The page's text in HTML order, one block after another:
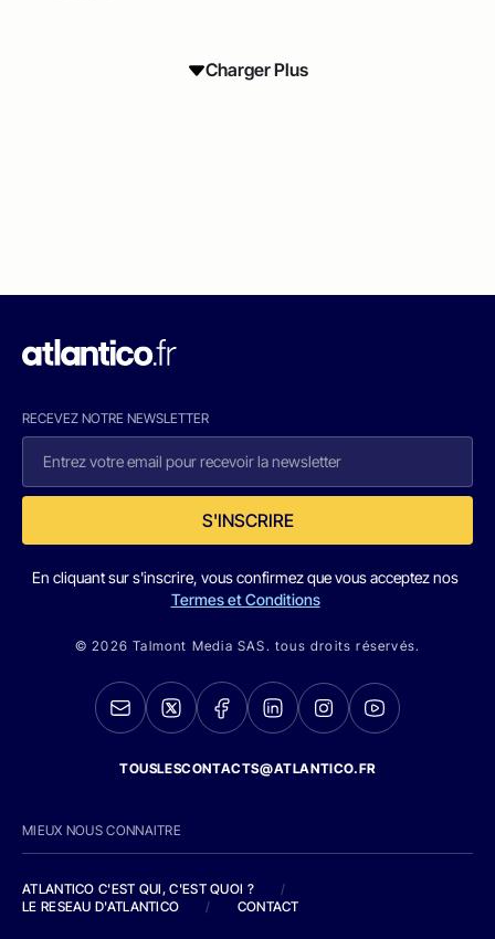
Charger Plus
RECEVEZ NOTRE NEWSLETTER
S'INSCRIRE
En cliquant sur s'inscrire, vous confirmez que vous acceptez nos
Termes et Conditions
© 2026 Talmont Media SAS. tous droits réservés.
TOUSLESCONTACTS@ATLANTICO.FR
MIEUX NOUS CONNAITRE
ATLANTICO C'EST QUI, C'EST QUOI ?
/
LE RESEAU D'ATLANTICO
/ CONTACT